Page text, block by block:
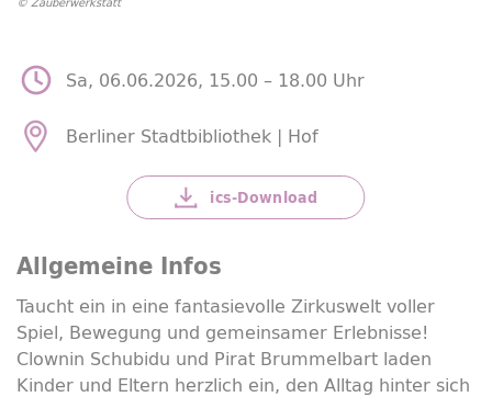
Sa, 06.06.2026, 15.00 – 18.00 Uhr
ics-Download
Berliner Stadtbibliothek | Hof
Allgemeine Infos
Taucht ein in eine fantasievolle Zirkuswelt voller
Spiel, Bewegung und gemeinsamer Erlebnisse!
Clownin Schubidu und Pirat Brummelbart laden
Kinder und Eltern herzlich ein, den Alltag hinter sich